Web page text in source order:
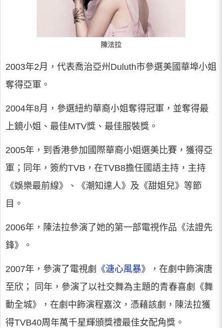
陳法拉
2003年2月，代表喬治亞州Duluth市參選美國華埠小姐
奪得亞軍。
2004年8月，參選紐約華裔小姐奪得冠軍，並奪得最
上鏡小姐、最佳MTV獎、最佳服裝獎。
2005年，到香港參加國際華裔小姐選美比賽，獲得亞
軍；同年，簽約TVB，在TVB8擔任國語主持，主持
《娛樂最前線》、《潮知達人》及《甜姐兒》等節
目。
2006年，陳法拉參演了她的第一部電視作品《法證先
鋒》。
2007年，參演了電視劇 《溏心風暴》
，在劇中飾演唐
至欣； 同年，參演了以社交舞為主題的青春喜劇《舞
動全城》，在劇中飾演程嘉汶，憑藉該劇，陳法拉獲
得TVB40周年萬千星輝頒獎禮最佳女配角獎。